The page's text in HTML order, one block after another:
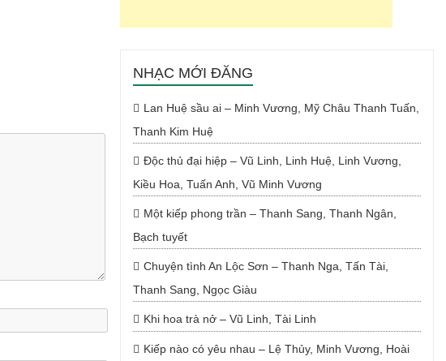
NHẠC MỚI ĐĂNG
Lan Huệ sầu ai – Minh Vương, Mỹ Châu Thanh Tuấn,
Thanh Kim Huệ
Độc thủ đại hiệp – Vũ Linh, Linh Huệ, Linh Vương,
Kiều Hoa, Tuấn Anh, Vũ Minh Vương
Một kiếp phong trần – Thanh Sang, Thanh Ngân,
Bạch tuyết
Chuyện tình An Lộc Sơn – Thanh Nga, Tấn Tài,
Thanh Sang, Ngọc Giàu
Khi hoa trà nở – Vũ Linh, Tài Linh
Kiếp nào có yêu nhau – Lệ Thủy, Minh Vương, Hoài